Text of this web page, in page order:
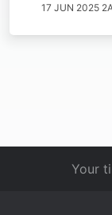
17 JUN 2025
Your